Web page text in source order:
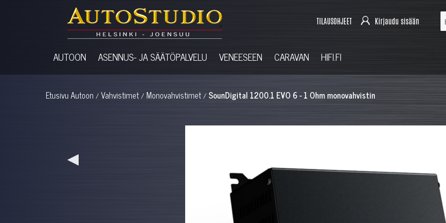
Kirjaudu sisään
TILAUSOHJEET
AUTOON ASENNUS- JA SÄÄTÖPALVELU VENEESEEN CARAVAN HIFI.FI
EtusivuAutoon / Vahvistimet/ Monovahvistimet/ SounDigital 1200.1 EVO 6 - 1 Ohm monovahvistin
◀